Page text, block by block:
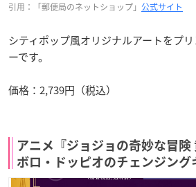
引用：「郵便局のネットショップ」 公式サイト
シティポップ風オリジナルアートをプ
ーです。
価格：2,739円（税込）
アニメ『ジョジョの奇妙な冒険
ボロ・ドッピオのチェンジング